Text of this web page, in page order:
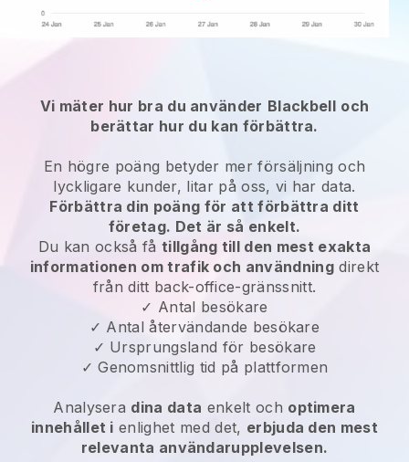
Vi mäter hur bra du använder Blackbell och
berättar hur du kan förbättra.
En högre poäng betyder mer försäljning och
lyckligare kunder, litar på oss, vi har data.
Förbättra din poäng för att förbättra ditt
företag. Det är så enkelt.
Du kan också få tillgång till den mest exakta
informationen om trafik och användningdirekt
från ditt back-office-gränssnitt.
✓ Antal besökare
✓ Antal återvändande besökare
✓ Ursprungsland för besökare
✓ Genomsnittlig tid på plattformen
Analysera dina data enkelt och optimera
innehållet i enlighet med det, erbjuda den mest
relevanta användarupplevelsen.